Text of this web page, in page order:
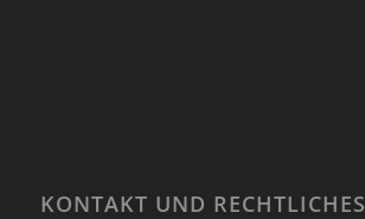
KONTAKT UND RECHTLICHES